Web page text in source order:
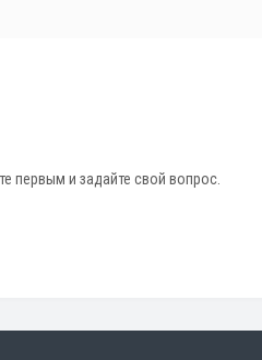
первым и задайте свой вопрос.